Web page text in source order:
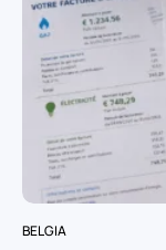
BELGIA